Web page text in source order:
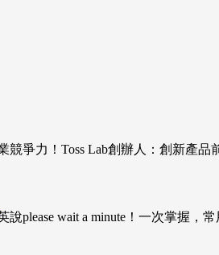
爭力！Toss Lab創辦人：創新產品
please wait a minute！一次掌握，